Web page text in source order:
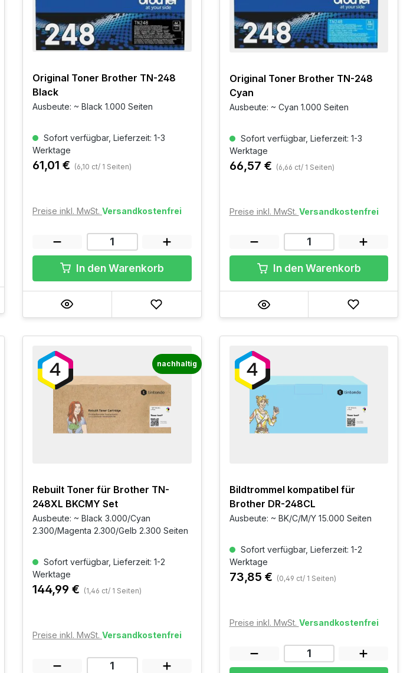
Original Toner Brother TN-248
Black
Ausbeute: ~ Black 1.000 Seiten
Sofort verfügbar, Lieferzeit: 1-3
Werktage
61,01 € (6,10 ct/ 1 Seiten)
Preise inkl. MwSt. Versandkostenfrei
In den Warenkorb
Original Toner Brother TN-248
Cyan
Ausbeute: ~ Cyan 1.000 Seiten
Sofort verfügbar, Lieferzeit: 1-3
Werktage
66,57 € (6,66 ct/ 1 Seiten)
Preise inkl. MwSt. Versandkostenfrei
In den Warenkorb
nachhaltig
Rebuilt Toner für Brother TN-
248XL BKCMY Set
Ausbeute: ~ Black 3.000/Cyan
2.300/Magenta 2.300/Gelb 2.300 Seiten
Sofort verfügbar, Lieferzeit: 1-2
Werktage
144,99 € (1,46 ct/ 1 Seiten)
Preise inkl. MwSt. Versandkostenfrei
Bildtrommel kompatibel für
Brother DR-248CL
Ausbeute: ~ BK/C/M/Y 15.000 Seiten
Sofort verfügbar, Lieferzeit: 1-2
Werktage
73,85 € (0,49 ct/ 1 Seiten)
Preise inkl. MwSt. Versandkostenfrei